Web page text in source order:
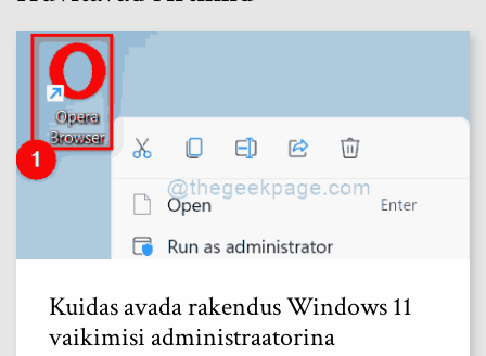
Kuidas avada rakendus Windows 11
vaikimisi administraatorina